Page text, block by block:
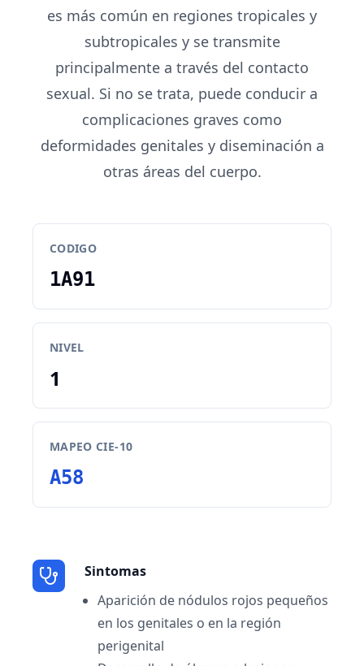
es más común en regiones tropicales y
subtropicales y se transmite
principalmente a través del contacto
sexual. Si no se trata, puede conducir a
complicaciones graves como
deformidades genitales y diseminación a
otras áreas del cuerpo.
CODIGO
1A91
NIVEL
1
MAPEO CIE-10
A58
Sintomas
Aparición de nódulos rojos pequeños
en los genitales o en la región
perigenital